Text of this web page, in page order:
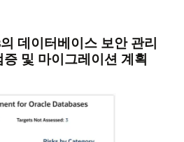
데이터베이스 보안 관리
및 마이그레이션 계획